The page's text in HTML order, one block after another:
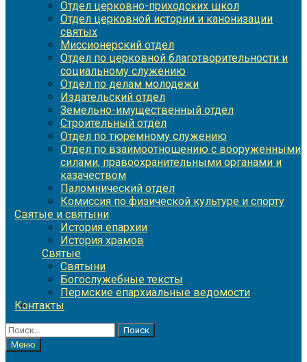
Отдел церковно-приходских школ
Отдел церковной истории и канонизации
святых
Миссионерский отдел
Отдел по церковной благотворительности и
социальному служению
Отдел по делам молодежи
Издательский отдел
Земельно-имущественный отдел
Строительный отдел
Отдел по тюремному служению
Отдел по взаимоотношению с вооруженными
силами, правоохранительными органами и
казачеством
Паломнический отдел
Комиссия по физической культуре и спорту
Святые и святыни
История епархии
История храмов
Святые
Святыни
Богослужебные тексты
Пермские епархиальные ведомости
Контакты
Найти:
Меню